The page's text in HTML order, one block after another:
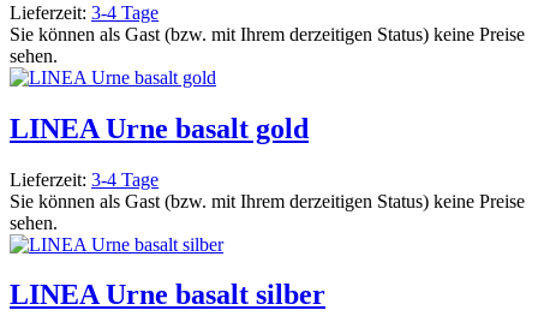
Lieferzeit: 3-4 Tage
Sie können als Gast (bzw. mit Ihrem derzeitigen Status) keine Preise
sehen.
LINEA Urne basalt gold
Lieferzeit: 3-4 Tage
Sie können als Gast (bzw. mit Ihrem derzeitigen Status) keine Preise
sehen.
LINEA Urne basalt silber